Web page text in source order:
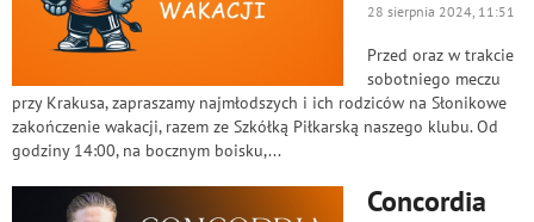
28 sierpnia 2024, 11:51
Przed oraz w trakcie
sobotniego meczu
przy Krakusa, zapraszamy najmłodszych i ich rodziców na Słonikowe
zakończenie wakacji, razem ze Szkółką Piłkarską naszego klubu. Od
godziny 14:00, na bocznym boisku,...
Concordia